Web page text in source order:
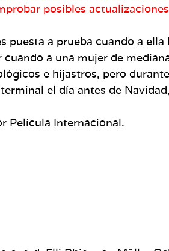
posibles
puesta a prueba cuando a
a una mujer de
e hijastros, pero
el día antes de
Película Internacional.